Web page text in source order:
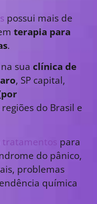
possui mais de
terapia para
.
sua clínica de
, SP capital,
do Brasil e
tratamentos para
do pânico,
problemas
química